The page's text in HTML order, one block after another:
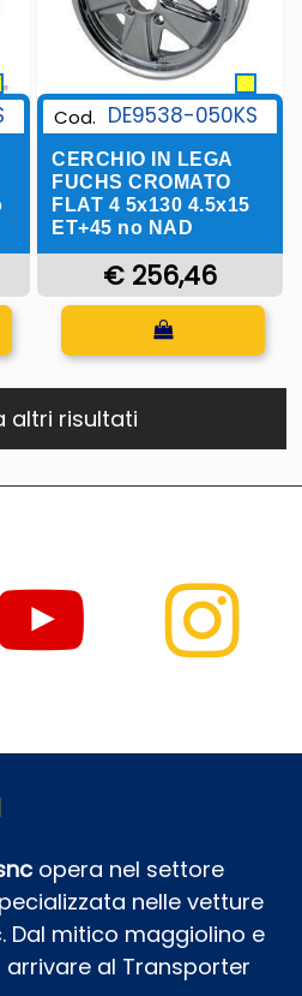
Cod. DE9538-050KS
CERCHIO IN LEGA
FUCHS CROMATO
FLAT 4 5x130 4.5x15
ET+45 no NAD
€ 256,46
Quantità
altri risultati
opera nel settore
nelle vetture
Dal mitico maggiolino e
al Transporter